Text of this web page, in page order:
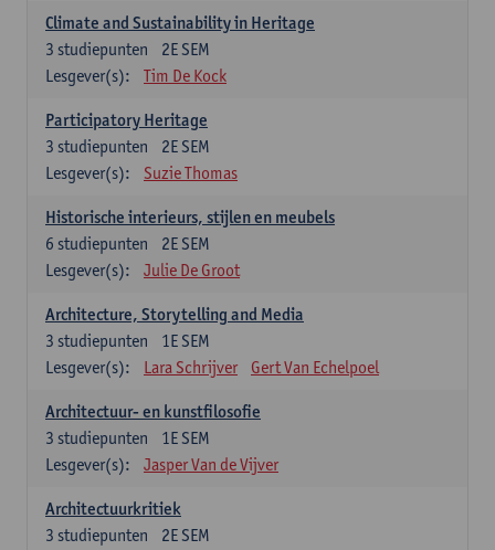
Climate and Sustainability in Heritage
2E SEM
3 studiepunten
Lesgever(s):
Tim De Kock
Participatory Heritage
2E SEM
3 studiepunten
Lesgever(s):
Suzie Thomas
Historische interieurs, stijlen en meubels
2E SEM
6 studiepunten
Lesgever(s):
Julie De Groot
Architecture, Storytelling and Media
1E SEM
3 studiepunten
Lesgever(s):
Lara Schrijver Gert Van Echelpoel
Architectuur- en kunstfilosofie
1E SEM
3 studiepunten
Lesgever(s):
Jasper Van de Vijver
Architectuurkritiek
2E SEM
3 studiepunten